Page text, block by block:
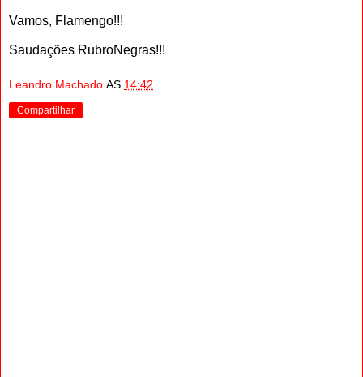
Vamos, Flamengo!!!
Saudações RubroNegras!!!
Leandro Machado AS 14:42
Compartilhar